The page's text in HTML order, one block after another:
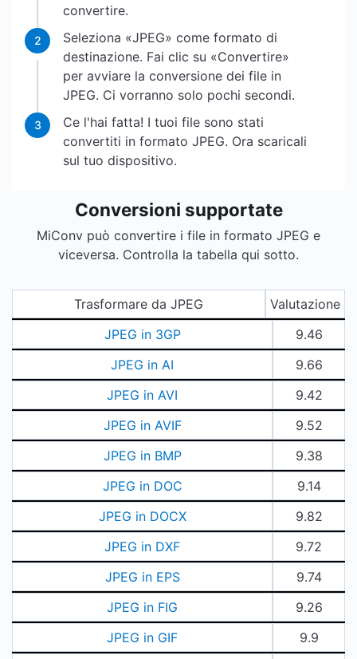
convertire.
2
Seleziona «JPEG» come formato di
destinazione. Fai clic su «Convertire»
per avviare la conversione dei file in
JPEG. Ci vorranno solo pochi secondi.
3
Ce l'hai fatta! I tuoi file sono stati
convertiti in formato JPEG. Ora scaricali
sul tuo dispositivo.
Conversioni supportate
MiConv può convertire i file in formato JPEG e
viceversa. Controlla la tabella qui sotto.
Trasformare da JPEG
Valutazione
JPEG in 3GP
9.46
JPEG in AI
9.66
JPEG in AVI
9.42
JPEG in AVIF
9.52
JPEG in BMP
9.38
JPEG in DOC
9.14
JPEG in DOCX
9.82
JPEG in DXF
9.72
JPEG in EPS
9.74
JPEG in FIG
9.26
JPEG in GIF
9.9